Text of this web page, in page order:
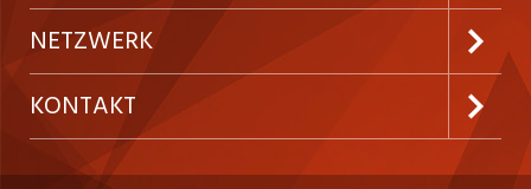
Festanstellungen
Temporäre Jobs
Freelance Jobs
Inserieren
Firmen
Personalvermittler
Preise und Leistungen
AGB
Datenschutzerklärung
NETZWERK
ostjob.ch
westjob.at
KONTAKT
Niederlassung